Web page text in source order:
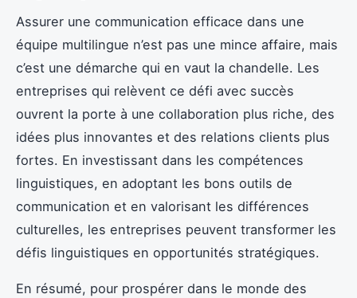
Assurer une communication efficace dans une
équipe multilingue n’est pas une mince affaire, mais
c’est une démarche qui en vaut la chandelle. Les
entreprises qui relèvent ce défi avec succès
ouvrent la porte à une collaboration plus riche, des
idées plus innovantes et des relations clients plus
fortes. En investissant dans les compétences
linguistiques, en adoptant les bons outils de
communication et en valorisant les différences
culturelles, les entreprises peuvent transformer les
défis linguistiques en opportunités stratégiques.
En résumé, pour prospérer dans le monde des